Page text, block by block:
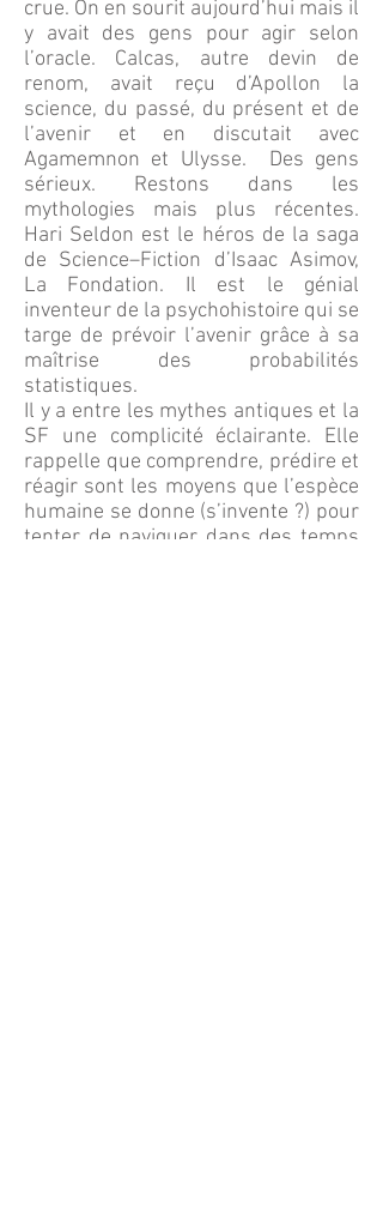
crue. On en sourit aujourd’hui mais il
y avait des gens pour agir selon
l’oracle. Calcas, autre devin de
renom, avait reçu d’Apollon la
science, du passé, du présent et de
l’avenir et en discutait avec
Agamemnon et Ulysse. Des gens
sérieux. Restons dans les
mythologies mais plus récentes.
Hari Seldon est le héros de la saga
de Science–Fiction d’Isaac Asimov,
La Fondation. Il est le génial
inventeur de la psychohistoire qui se
targe de prévoir l’avenir grâce à sa
maîtrise des probabilités
statistiques.
Il y a entre les mythes antiques et la
SF une complicité éclairante. Elle
rappelle que comprendre, prédire et
réagir sont les moyens que l’espèce
humaine se donne (s’invente ?) pour
tenter de naviguer dans des temps